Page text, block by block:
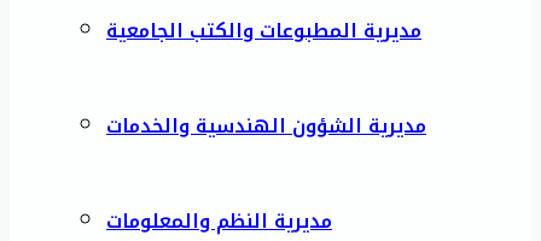
مديرية المطبوعات والكتب الجامعية
مديرية الشؤون الهندسية والخدمات
مديرية النظم والمعلومات